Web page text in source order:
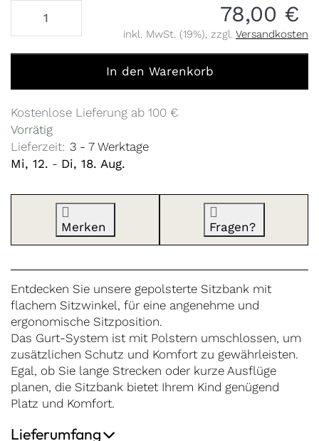
78,00 €
inkl. MwSt. (19%), zzgl. Versandkosten
In den Warenkorb
Kostenlose Lieferung ab 100 €
Vorrätig
Lieferzeit: 3 - 7 Werktage
Mi, 12. - Di, 18. Aug.
Merken Fragen?
Entdecken Sie unsere gepolsterte Sitzbank mit
flachem Sitzwinkel, für eine angenehme und
ergonomische Sitzposition.
Das Gurt-System ist mit Polstern umschlossen, um
zusätzlichen Schutz und Komfort zu gewährleisten.
Egal, ob Sie lange Strecken oder kurze Ausflüge
planen, die Sitzbank bietet Ihrem Kind genügend
Platz und Komfort.
Lieferumfang